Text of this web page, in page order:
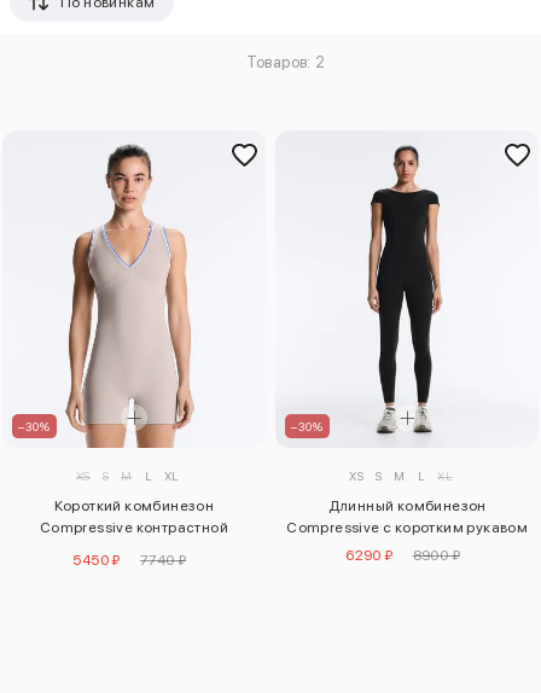
Товаров: 2
–30%
XS S M L XL
Короткий комбинезон
Compressive контрастной
5450 ₽ 7740 ₽
–30%
XS S M L XL
Длинный комбинезон
Compressive с коротким рукавом
6290 ₽
8900 ₽